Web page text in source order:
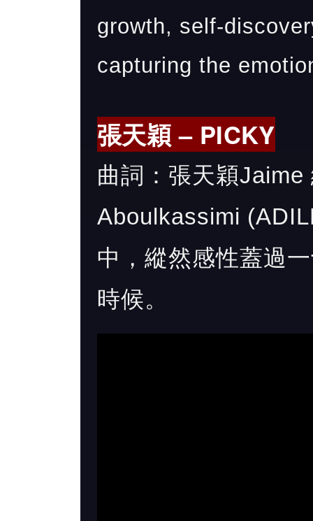
growth, self-
capturing the
張天穎 – PICKY
曲詞：張天穎
Aboulkassimi
中，縱然感性蓋過
時候。